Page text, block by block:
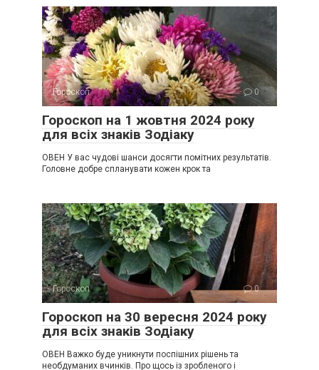
Гороскоп 0
Гороскоп на 1 жовтня 2024 року
для всіх знаків Зодіаку
ОВЕН У вас чудові шанси досягти помітних результатів.
Головне добре спланувати кожен крок та
Гороскоп 0
Гороскоп на 30 вересня 2024 року
для всіх знаків Зодіаку
ОВЕН Важко буде уникнути поспішних рішень та
необдуманих вчинків. Про щось із зробленого і